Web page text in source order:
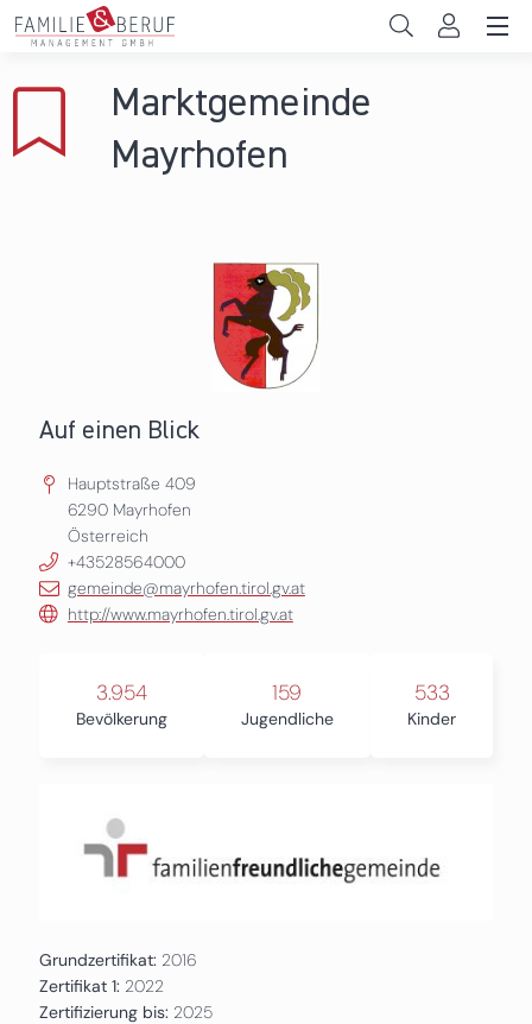
Direkt zum Inhalt
Gemeinden
Marktgemeinde
Mayrhofen
Auf einen Blick
Hauptstraße 409
6290 Mayrhofen
Österreich
+43528564000
gemeinde@mayrhofen.tirol.gv.at
http://www.mayrhofen.tirol.gv.at
3.954
Bevölkerung
159
Jugendliche
533
Kinder
Grundzertifikat: 2016
Zertifikat 1: 2022
Zertifizierung bis: 2025